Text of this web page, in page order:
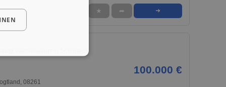
★ ➦ ➜
Vollmöbeliert in Schöneck
100.000 €
08261